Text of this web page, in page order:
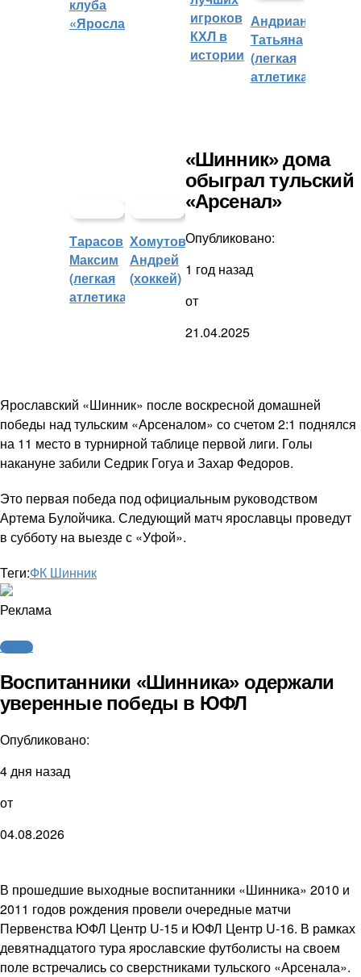
клуба
«Ярославич»
игроков
КХЛ в
истории
Андрианова
Татьяна
(легкая
атлетика)
Тарасов
Максим
(легкая
атлетика)
Хомутов
Андрей
(хоккей)
«Шинник» дома
обыграл тульский
«Арсенал»
Опубликовано:
1 год назад
от
21.04.2025
Ярославский «Шинник» после воскресной домашней
победы над тульским «Арсеналом» со счетом 2:1 поднялся
на 11 место в турнирной таблице первой лиги. Голы
накануне забили Седрик Гогуа и Захар Федоров.
Это первая победа под официальным руководством
Артема Булойчика. Следующий матч ярославцы проведут
в субботу на выезде с «Уфой».
Теги:ФК Шинник
Реклама
Футбол
Воспитанники «Шинника» одержали
уверенные победы в ЮФЛ
Опубликовано:
4 дня назад
от
04.08.2026
В прошедшие выходные воспитанники «Шинника» 2010 и
2011 годов рождения провели очередные матчи
Первенства ЮФЛ Центр U-15 и ЮФЛ Центр U-16. В рамках
девятнадцатого тура ярославские футболисты на своем
поле встречались со сверстниками тульского «Арсенала».